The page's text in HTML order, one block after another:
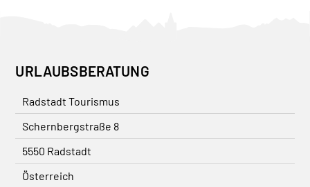
URLAUBSBERATUNG
Radstadt Tourismus
Schernbergstraße 8
5550 Radstadt
Österreich